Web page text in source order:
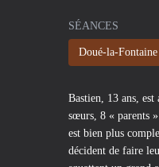
SÉANCES
Doué-la-
Bastien, 13 ans,
sœurs, 8 « parents
est bien plus
décident de faire